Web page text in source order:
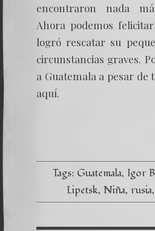
encontraron nada
Ahora podemos
logró rescatar su
circunstancias graves.
a Guatemala a pesar de
aquí.
Tags: Guatemala Igor
Lipetsk Niña rusia